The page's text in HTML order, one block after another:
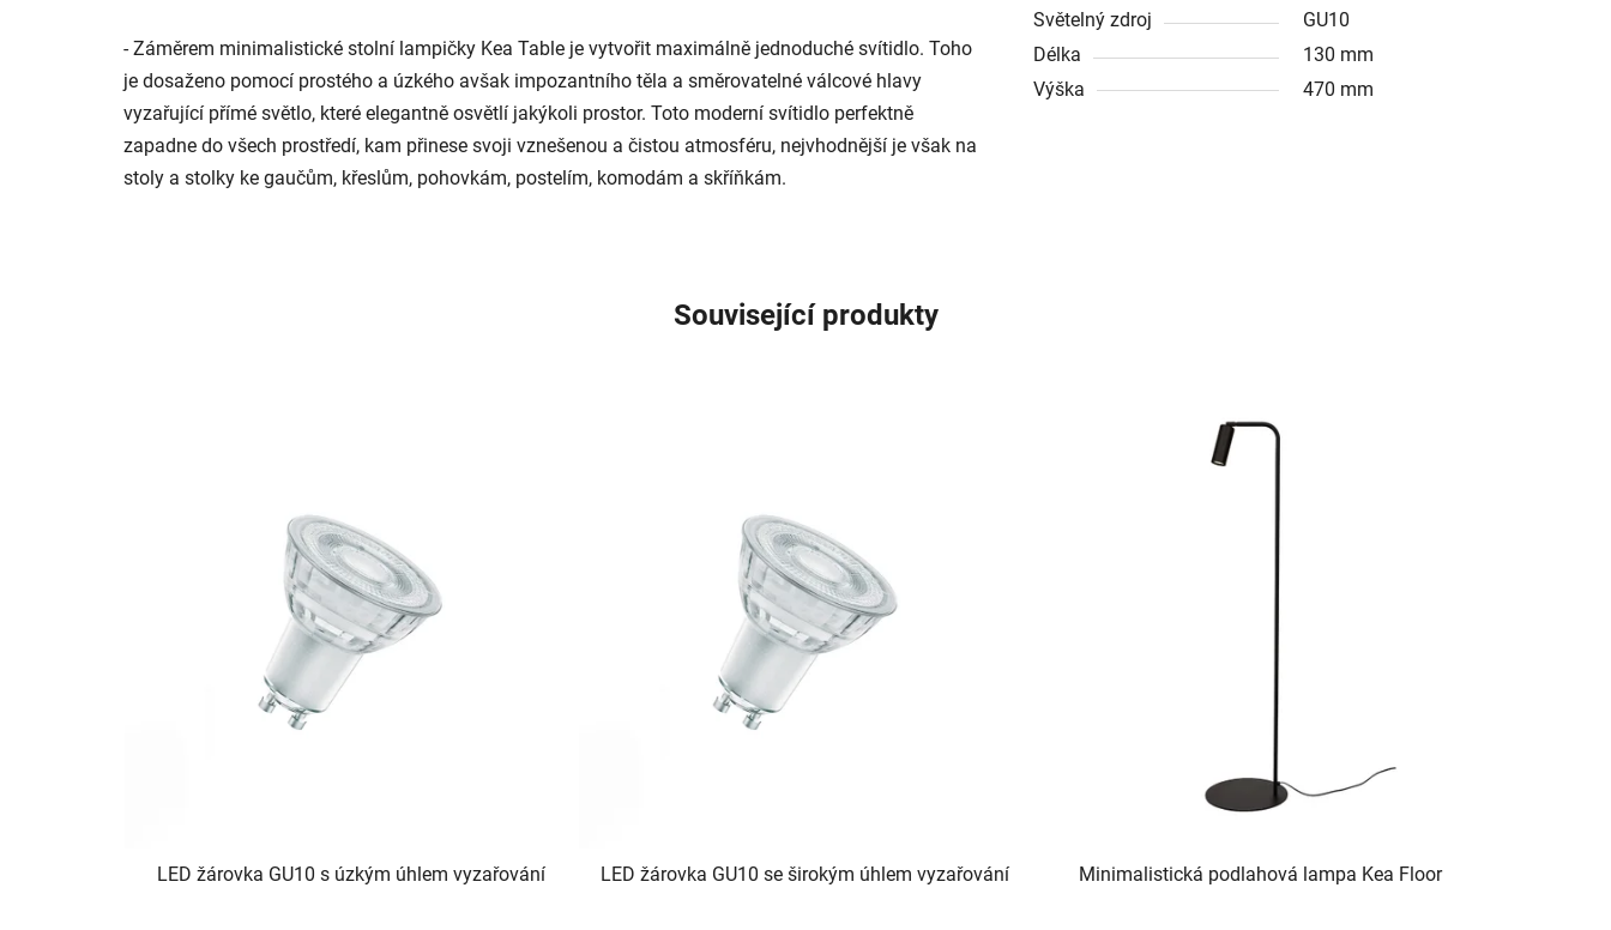
- Záměrem minimalistické stolní lampičky Kea Table je vytvořit maximálně jednoduché svítidlo. Toho
je dosaženo pomocí prostého a úzkého avšak impozantního těla a směrovatelné válcové hlavy
vyzařující přímé světlo, které elegantně osvětlí jakýkoli prostor. Toto moderní svítidlo perfektně
zapadne do všech prostředí, kam přinese svoji vznešenou a čistou atmosféru, nejvhodnější je však na
stoly a stolky ke gaučům, křeslům, pohovkám, postelím, komodám a skříňkám.
Světelný zdroj
GU10
Délka
130 mm
Výška
470 mm
Související produkty
LED žárovka GU10 s úzkým úhlem vyzařování LED žárovka GU10 se širokým úhlem vyzařování Minimalistická podlahová lampa Kea Floor